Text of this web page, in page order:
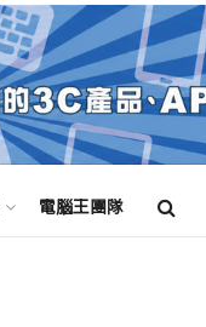
電腦王團隊